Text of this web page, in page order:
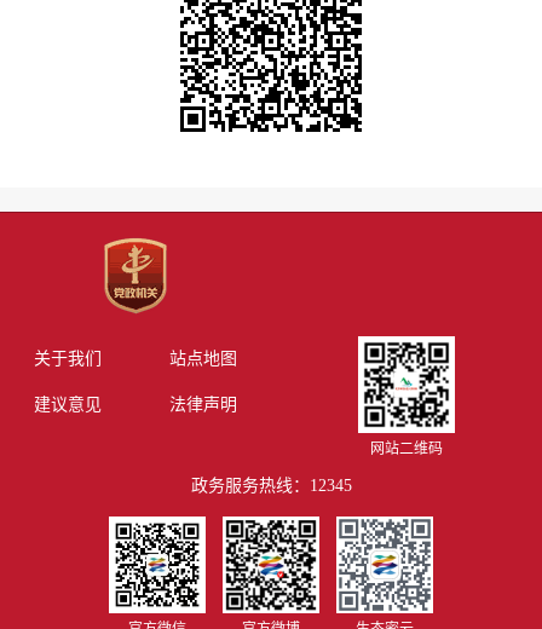
关于我们 站点地图
建议意见 法律声明
网站二维码
政务服务热线：12345